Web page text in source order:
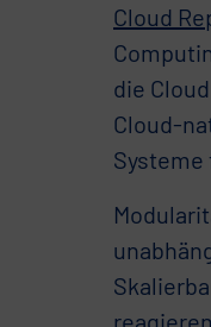
Cloud
die
Cloud-
Systeme